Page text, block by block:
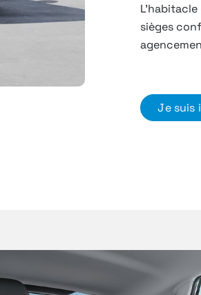
sièges
Je suis